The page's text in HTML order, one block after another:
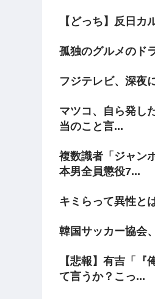
【どっち】反日カ
孤独のグルメのド
フジテレビ、深夜
マツコ、自ら発し
当のこと言...
複数識者「ジャン
本男全員懲役7...
キミらって異性と
韓国サッカー協会
【悲報】有吉「
て言うか？こっ...